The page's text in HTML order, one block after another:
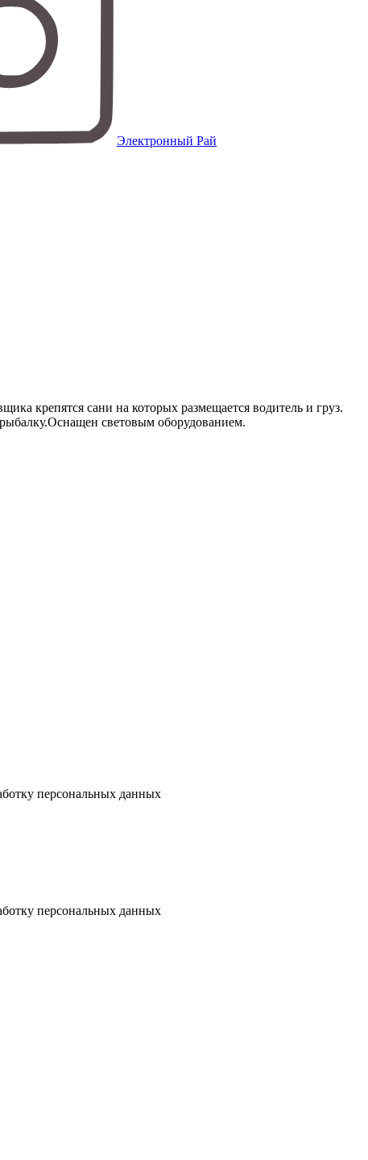
Электронный Рай
крепятся сани на которых размещается водитель и груз.
световым оборудованием.
персональных данных
персональных данных